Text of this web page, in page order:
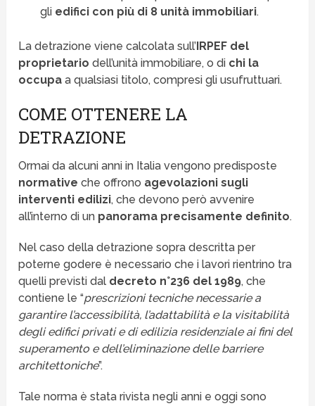
gliedifici con più di 8 unità immobiliari.
La detrazione viene calcolata sull’IRPEF del
proprietariodell’unità immobiliare, o di chi la
occupa a qualsiasi titolo, compresi gli usufruttuari.
COME OTTENERE LA
DETRAZIONE
Ormai da alcuni anni in Italia vengono predisposte
normativeche offrono agevolazioni sugli
interventi edilizi, che devono però avvenire
all’interno di un panorama precisamente definito.
Nel caso della detrazione sopra descritta per
poterne godere è necessario che i lavori rientrino tra
quelli previsti dal decreto n°236 del 1989, che
contiene le “prescrizioni tecniche necessarie a
garantire l’accessibilità, l’adattabilità e la visitabilità
degli edifici privati e di edilizia residenziale ai fini del
superamento e dell’eliminazione delle barriere
architettoniche”.
Tale norma è stata rivista negli anni e oggi sono